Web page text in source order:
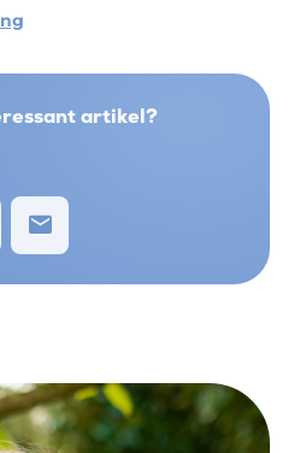
artikel?